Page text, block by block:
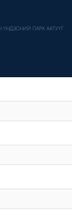
ПАРК ААТУҮГ